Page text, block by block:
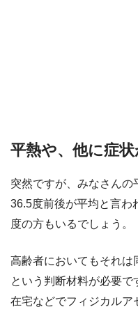
平熱や、他に症
突然ですが、みなさんの
36.5度前後が平均と言わ
度の方もいるでしょう。
高齢者においてもそれは
という判断材料が必要で
在宅などでフィジカルア